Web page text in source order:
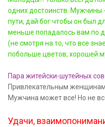
одних достоинств. Мужчины
пути, дай бог чтобы он был
меньше попадалось вам по
(не смотря на то, что все
побольше цветов, хорошей
Пара житейски-шутейных
Привлекательным
Мужчина может все! Но не
Удачи,